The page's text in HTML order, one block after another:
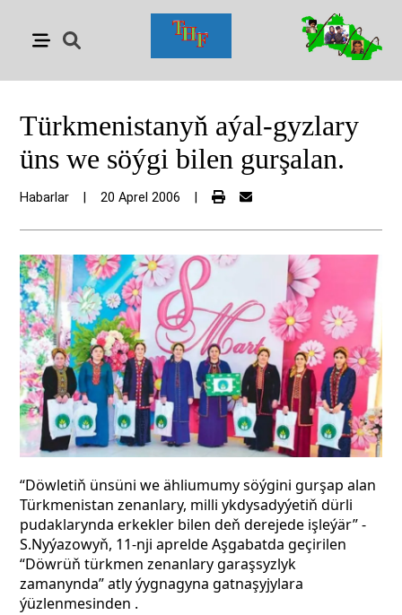
Türkmenistanyň aýal-gyzlary
üns we söýgi bilen gurşalan.
Habarlar 20 Aprel 2006
“Döwletiň ünsüni we ähliumumy söýgini gurşap alan
Türkmenistan zenanlary, milli ykdysadyýetiň dürli
pudaklarynda erkekler bilen deň derejede işleýär” -
S.Nyýazowyň, 11-nji aprelde Aşgabatda geçirilen
“Döwrüň türkmen zenanlary garaşsyzlyk
zamanynda” atly ýygnagyna gatnaşyjylara
ýüzlenmesinden .